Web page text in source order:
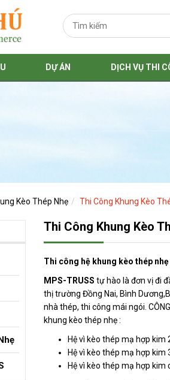
DỰ ÁN DỊCH VỤ THI
Kèo Thép Nhẹ Thi Công Khung Kèo
Thi Công Khung Kèo
Thi công hệ khung kèo thép
MPS-TRUSS tự hào là đơn vị đi
thị trường Đồng Nai, Bình
nhà thép, thi công mái ngói.
khung kèo thép nhẹ :
Hệ vì kèo thép mạ hợp kim
Hệ vì kèo thép mạ hợp kim
Hệ vì kèo thép mạ hợp kim